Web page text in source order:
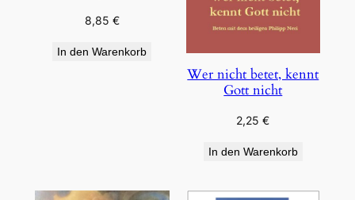
8,85 €
In den Warenkorb
Wer nicht betet, kennt
Gott nicht
2,25€
In den Warenkorb